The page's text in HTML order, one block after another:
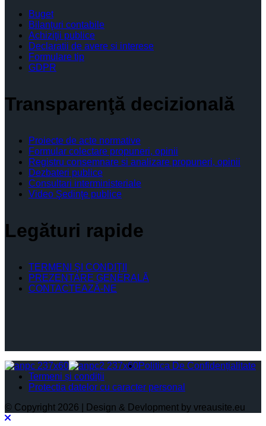
Buget
Bilanţuri contabile
Achiziţii publice
Declaratii de avere si interese
Formulare tip
GDPR
Transparenţă decizională
Proiecte de acte normative
Formular colectare propuneri, opinii
Registru consemnare si analizare propuneri, opinii
Dezbateri publice
Consultari interministeriale
Video Şedinţe publice
Legături rapide
TERMENI ŞI CONDIŢII
PREZENTARE GENERALĂ
CONTACTEAZĂ-NE
Politica De Confidențialitate
Termeni și condiții
Protectia datelor cu caracter personal
© Copyright 2026 | Design & Devlopment by vreausite.eu